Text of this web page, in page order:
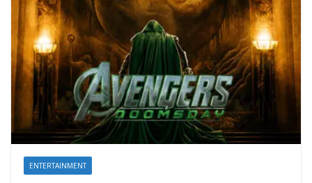
ENTERTAINMENT